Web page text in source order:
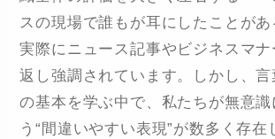
スの現場で誰もが耳にしたことがあ
実際にニュース記事やビジネスマナ
返し強調されています。しかし、
の基本を学ぶ中で、私たちが無意識
う“間違いやすい表現”が数多く存在